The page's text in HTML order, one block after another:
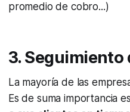
promedio de cobro...)
3.
La mayoría de las
Es de suma importancia